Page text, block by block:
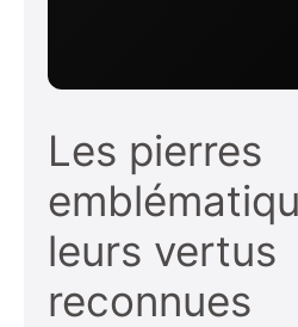
Les pierres
leurs vertus
reconnues